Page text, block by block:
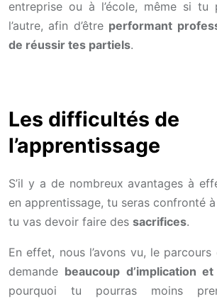
entreprise ou à l’école, même si tu
l’autre, afin d’être performant
de réussir tes partiels.
Les difficultés de
l’apprentissage
S’il y a de nombreux avantages à
en apprentissage, tu seras confronté
tu vas devoir faire des sacrifices.
En effet, nous l’avons vu, le
demande beaucoup d’implication
pourquoi tu pourras moins